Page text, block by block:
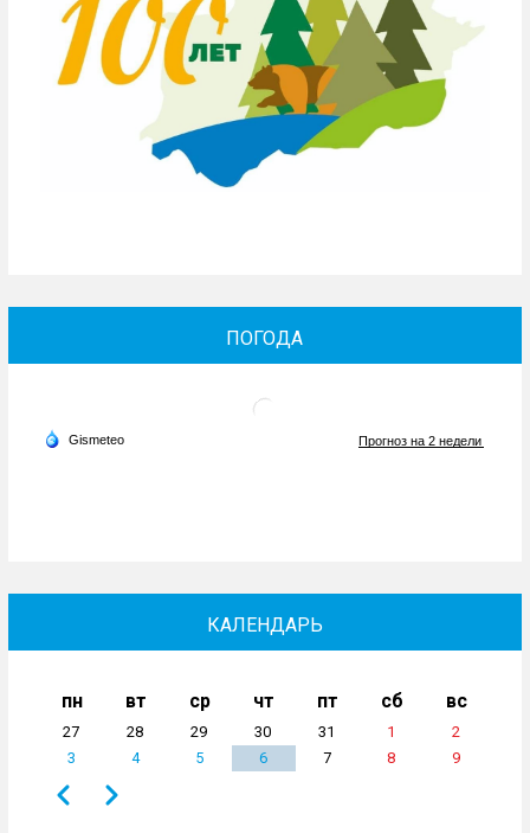
ПОГОДА
КАЛЕНДАРЬ
пн вт ср чт пт сб вс
27 28 29 30 31 1
2
3
4 5 6 7 8 9
Назад Вперёд